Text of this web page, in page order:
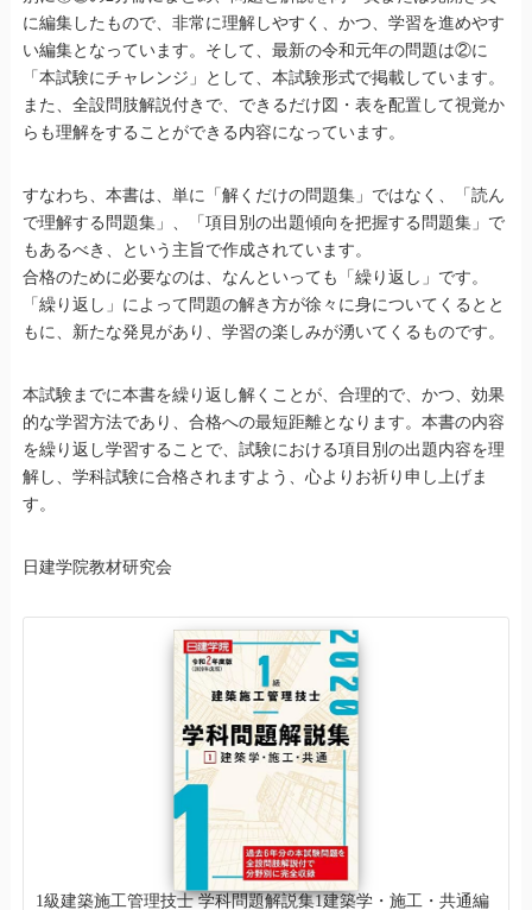
に編集したもので、非常に理解しやすく、かつ、学習を進めやす
い編集となっています。そして、最新の令和元年の問題は②に
「本試験にチャレンジ」として、本試験形式で掲載しています。
また、全設問肢解説付きで、できるだけ図・表を配置して視覚か
らも理解をすることができる内容になっています。
すなわち、本書は、単に「解くだけの問題集」ではなく、「読ん
で理解する問題集」、「項目別の出題傾向を把握する問題集」で
もあるべき、という主旨で作成されています。
合格のために必要なのは、なんといっても「繰り返し」です。
「繰り返し」によって問題の解き方が徐々に身についてくるとと
もに、新たな発見があり、学習の楽しみが湧いてくるものです。
本試験までに本書を繰り返し解くことが、合理的で、かつ、効果
的な学習方法であり、合格への最短距離となります。本書の内容
を繰り返し学習することで、試験における項目別の出題内容を理
解し、学科試験に合格されますよう、心よりお祈り申し上げま
す。
日建学院教材研究会
1級建築施工管理技士 学科問題解説集1建築学・施工・共通編